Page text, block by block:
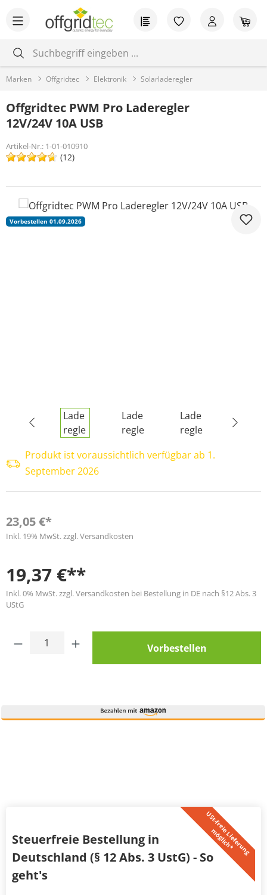
Zum Hauptinhalt springen Du hast 0
Marken Offgridtec Elektronik Solarladeregler
Offgridtec PWM Pro Laderegler
12V/24V 10A USB
Artikel-Nr.: 1-01-010910
(12)
Bildergalerie überspringen
Vorbestellen 01.09.2026
Produkt ist voraussichtlich verfügbar ab 1.
September 2026
23,05 €*
Inkl. 19% MwSt. zzgl. Versandkosten
19,37 €**
Inkl. 0% MwSt. zzgl. Versandkosten bei Bestellung in DE nach §12 Abs. 3
UStG
Produkt Anzahl: Gib den gewünschten
Vorbestellen
U
S
t
-
f
r
e
i
e
L
i
e
f
e
r
u
n
g
m
ö
g
l
i
c
h
*
Steuerfreie Bestellung in
Deutschland (§ 12 Abs. 3 UstG) - So
geht's